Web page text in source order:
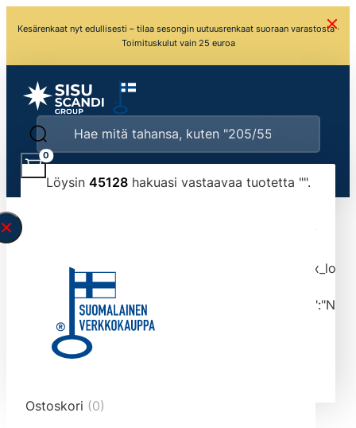
Kesärenkaat nyt edullisesti – tilaa sesongin uutuusrenkaat suoraan varastosta ·
Toimituskulut vain 25 euroa
Löysin 45128hakuasi vastaavaa tuotetta "".
typed the search query correctly.<br>Currently
tmlmvi","meta_query":
data-original-query-vars="[]" data-page="1"
data-max-pages="4513" data-start="1" data-
end="10">
0
Ostoskori (0)